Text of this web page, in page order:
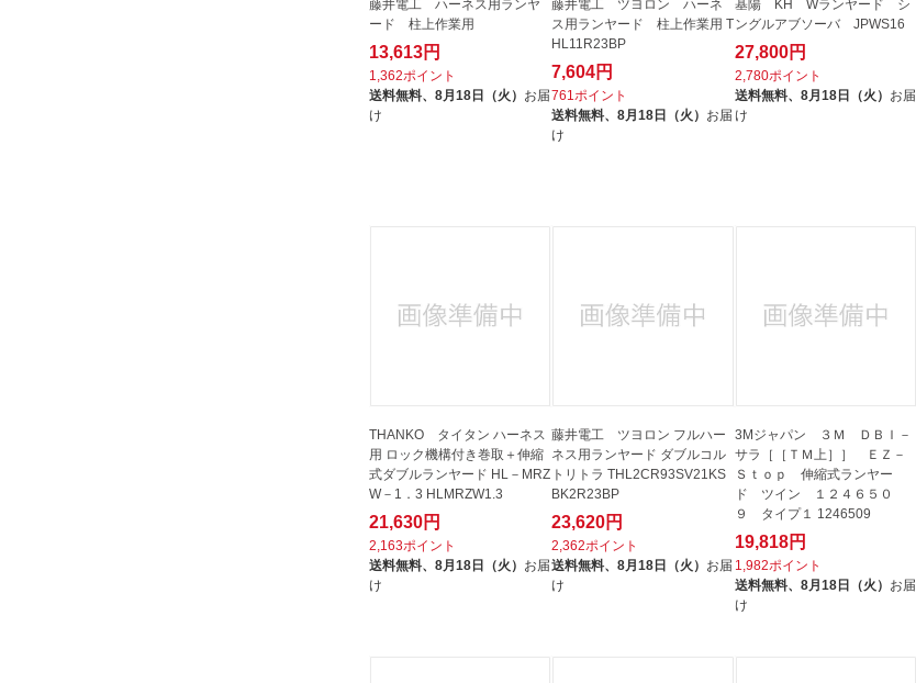
藤井電工 ハーネス用ランヤ
ード 柱上作業用
13,613円
1,362ポイント
送料無料、 8月18日（火） お届
け
藤井電工 ツヨロン ハーネ
ス用ランヤード 柱上作業用 T
HL11R23BP
7,604円
761ポイント
送料無料、8月18日（火） お届
け
基陽 KH Wランヤード シ
ングルアブソーバ JPWS16
27,800円
2,780ポイント
送料無料、 8月18日（火） お届
け
THANKO タイタン ハーネス
用 ロック機構付き巻取＋伸縮
式ダブルランヤード HL－MRZ
W－1．3 HLMRZW1.3
21,630円
2,163ポイント
送料無料、 8月18日（火） お届
け
藤井電工 ツヨロン フルハー
ネス用ランヤード ダブルコル
トリトラ THL2CR93SV21KS
BK2R23BP
23,620円
2,362ポイント
送料無料、8月18日（火） お届
け
3Mジャパン ３Ｍ ＤＢＩ－
サラ［［ＴＭ上］］ ＥＺ－
Ｓｔｏｐ 伸縮式ランヤー
ド ツイン １２４６５０
９ タイプ１ 1246509
19,818円
1,982ポイント
送料無料、 8月18日（火） お届
け